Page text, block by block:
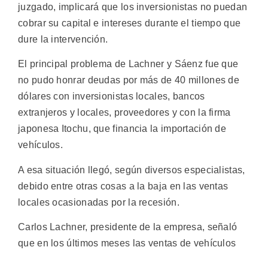
juzgado, implicará que los inversionistas no puedan
cobrar su capital e intereses durante el tiempo que
dure la intervención.
El principal problema de Lachner y Sáenz fue que
no pudo honrar deudas por más de 40 millones de
dólares con inversionistas locales, bancos
extranjeros y locales, proveedores y con la firma
japonesa Itochu, que financia la importación de
vehículos.
A esa situación llegó, según diversos especialistas,
debido entre otras cosas a la baja en las ventas
locales ocasionadas por la recesión.
Carlos Lachner, presidente de la empresa, señaló
que en los últimos meses las ventas de vehículos